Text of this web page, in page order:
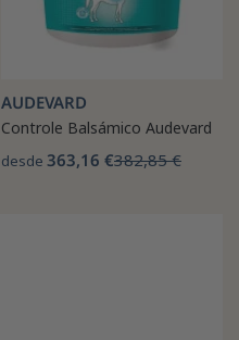
AUDEVARD
Controle Balsámico Audevard
desde 363,16 €382,85 €